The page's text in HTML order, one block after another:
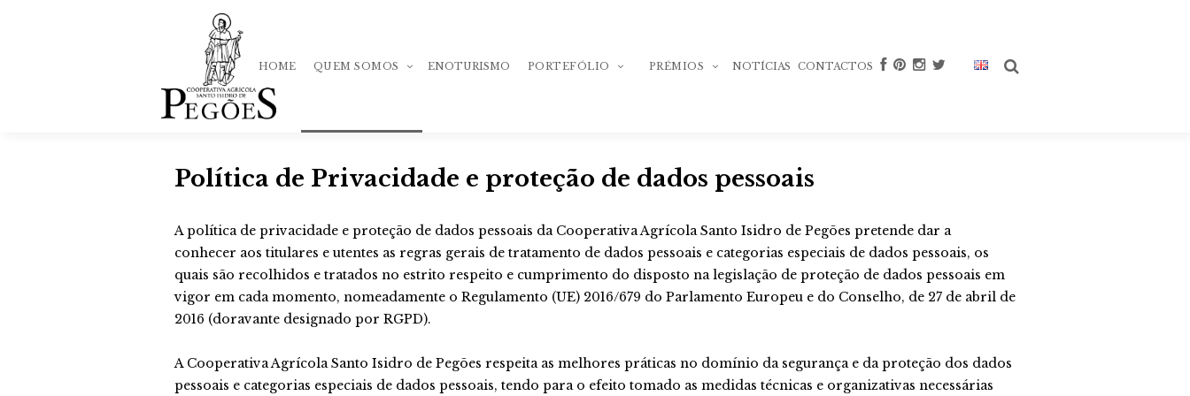
HOME QUEM SOMOS
História
Qualidade
Equipa
Mercado
Loja
Política
ENOTURISMO PORTEFÓLIO
Adega de Pegões
Adega de Pegões
Tinto
Adega de Pegões
Branco
Adega de Pegões
Monocastas
Adega de Pegões
Syrah
Adega de Pegões
Touriga Nacional
Adega de Pegões
Colheita Selecionada
Adega de Pegões
Adega de Pegões
Colheita Selecionada
Branco
Grande Reserva Tinto
Fontanário de Pegões
PRÉMIOS
Prémios Nacionais
Internacionais
NOTÍCIAS CONTACTOS
Política de Privacidade e proteção de dados pessoais
A política de privacidade e proteção de dados pessoais da Cooperativa Agrícola Santo Isidro de Pegões pretende dar a
conhecer aos titulares e utentes as regras gerais de tratamento de dados pessoais e categorias especiais de dados pessoais, os
quais são recolhidos e tratados no estrito respeito e cumprimento do disposto na legislação de proteção de dados pessoais em
vigor em cada momento, nomeadamente o Regulamento (UE) 2016/679 do Parlamento Europeu e do Conselho, de 27 de abril de
2016 (doravante designado por RGPD).
A Cooperativa Agrícola Santo Isidro de Pegões respeita as melhores práticas no domínio da segurança e da proteção dos dados
pessoais e categorias especiais de dados pessoais, tendo para o efeito tomado as medidas técnicas e organizativas necessárias